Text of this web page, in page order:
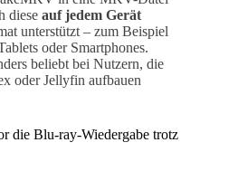
diese auf jedem Gerät
unterstützt – zum Beispiel
oder Smartphones.
beliebt bei Nutzern, die
oder Jellyfin aufbauen
die Blu-ray-Wiedergabe trotz